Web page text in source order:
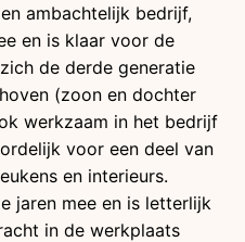
ambachtelijk bedrijf,
en is klaar voor de
de derde generatie
(zoon en dochter
werkzaam in het bedrijf
voor een deel van
en interieurs.
jaren mee en is letterlijk
in de werkplaats